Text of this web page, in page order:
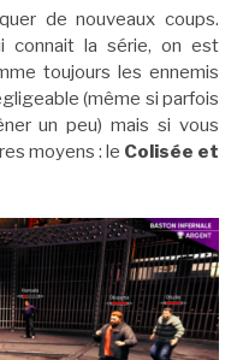
de nouveaux coups.
connait la série, on est
toujours les ennemis
(même si parfois
un peu) mais si vous
moyens : le Colisée et